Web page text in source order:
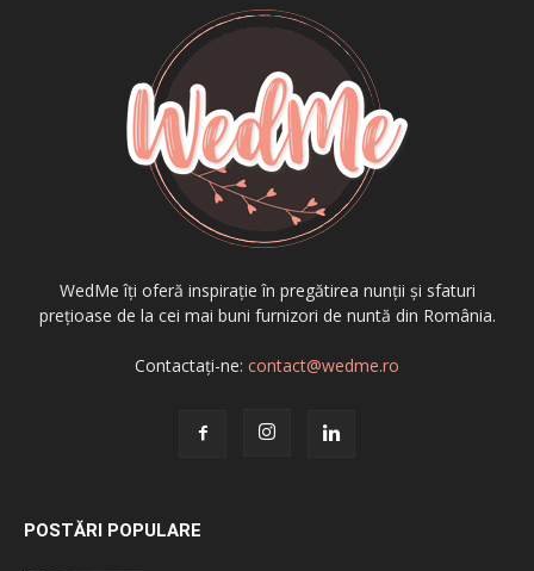
WedMe îți oferă inspirație în pregătirea nunții și sfaturi
prețioase de la cei mai buni furnizori de nuntă din România.
Contactați-ne: contact@wedme.ro
POSTĂRI POPULARE